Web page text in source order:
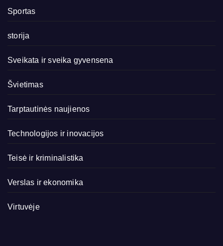
Sportas
storija
Sveikata ir sveika gyvensena
Švietimas
Tarptautinės naujienos
Technologijos ir inovacijos
Teisė ir kriminalistika
Verslas ir ekonomika
Virtuvėje